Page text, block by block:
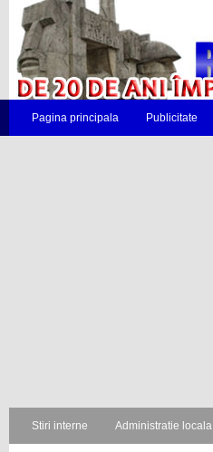
Pagina principala Publicitate
Stiri interne Administratie locala